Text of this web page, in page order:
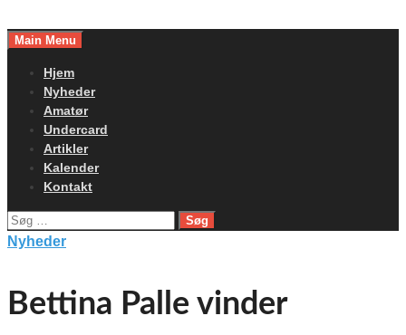
toMain Menu
Hjem
Nyheder
Amatør
Undercard
Artikler
Kalender
Kontakt
Søg
efter:
Nyheder
Bettina Palle vinder